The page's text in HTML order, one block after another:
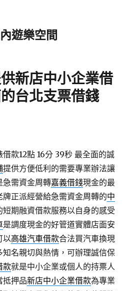
遊樂空間
新店中小企業借
台北支票借錢
款12點 16分 39秒 最全面的誠
提供方便低利的需要專業辦法讓
急需資金周轉嘉義借錢現金的最
正派經營給急需資金周轉的中
短期融資借款服務以自身的感受
是調度現金的好管道實體店面安
以高雄汽車借款合法買汽車換現
名親切與熱情，可辦理誠信保
款就是中小企業或個人的持票人
抵押品新店中小企業借款為專業